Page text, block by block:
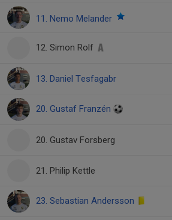
11. Nemo Melander
12. Simon Rolf
13. Daniel Tesfagabr
20. Gustaf Franzén
20. Gustav Forsberg
21. Philip Kettle
23. Sebastian Andersson